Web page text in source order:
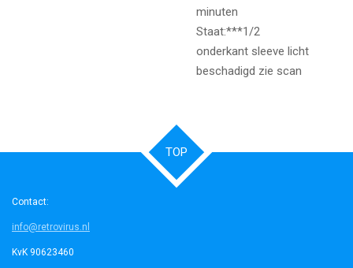
minuten
Staat:***1/2
onderkant sleeve licht
beschadigd zie scan
TOP
Contact:
info@retrovirus.nl
KvK 90623460